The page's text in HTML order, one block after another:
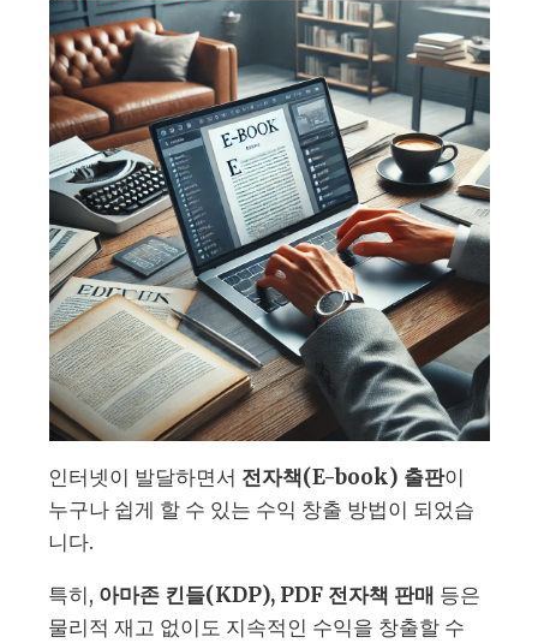
인터넷이 발달하면서 전자책(E-book) 출판이
누구나 쉽게 할 수 있는 수익 창출 방법이 되었습
니다.
특히, 아마존 킨들(KDP), PDF 전자책 판매 등은
물리적 재고 없이도 지속적인 수익을 창출할 수